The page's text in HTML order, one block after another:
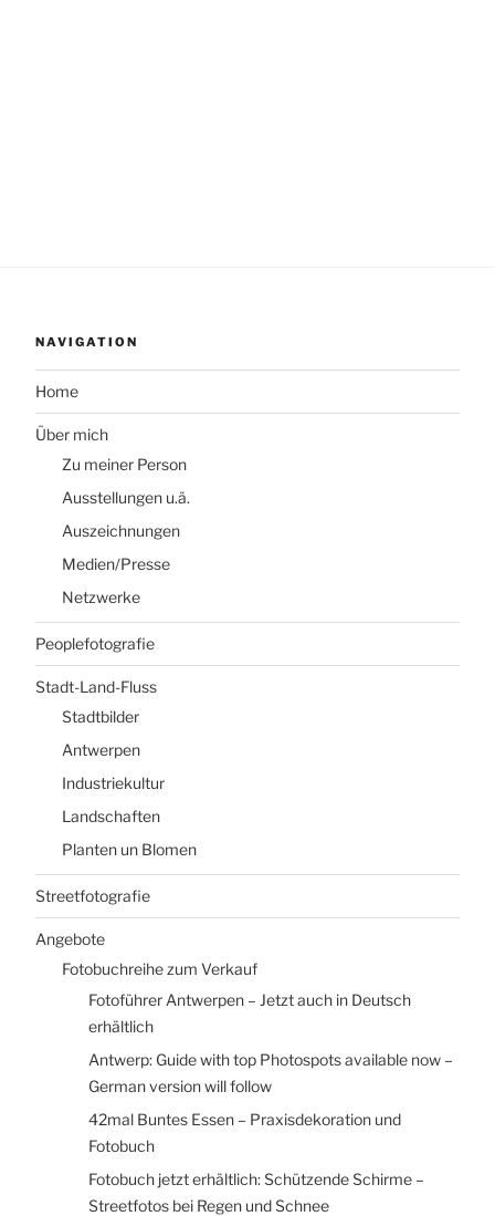
NAVIGATION
Home
Über mich
Zu meiner Person
Ausstellungen u.ä.
Auszeichnungen
Medien/Presse
Netzwerke
Peoplefotografie
Stadt-Land-Fluss
Stadtbilder
Antwerpen
Industriekultur
Landschaften
Planten un Blomen
Streetfotografie
Angebote
Fotobuchreihe zum Verkauf
Fotoführer Antwerpen – Jetzt auch in Deutsch
erhältlich
Antwerp: Guide with top Photospots available now –
German version will follow
42mal Buntes Essen – Praxisdekoration und
Fotobuch
Fotobuch jetzt erhältlich: Schützende Schirme –
Streetfotos bei Regen und Schnee